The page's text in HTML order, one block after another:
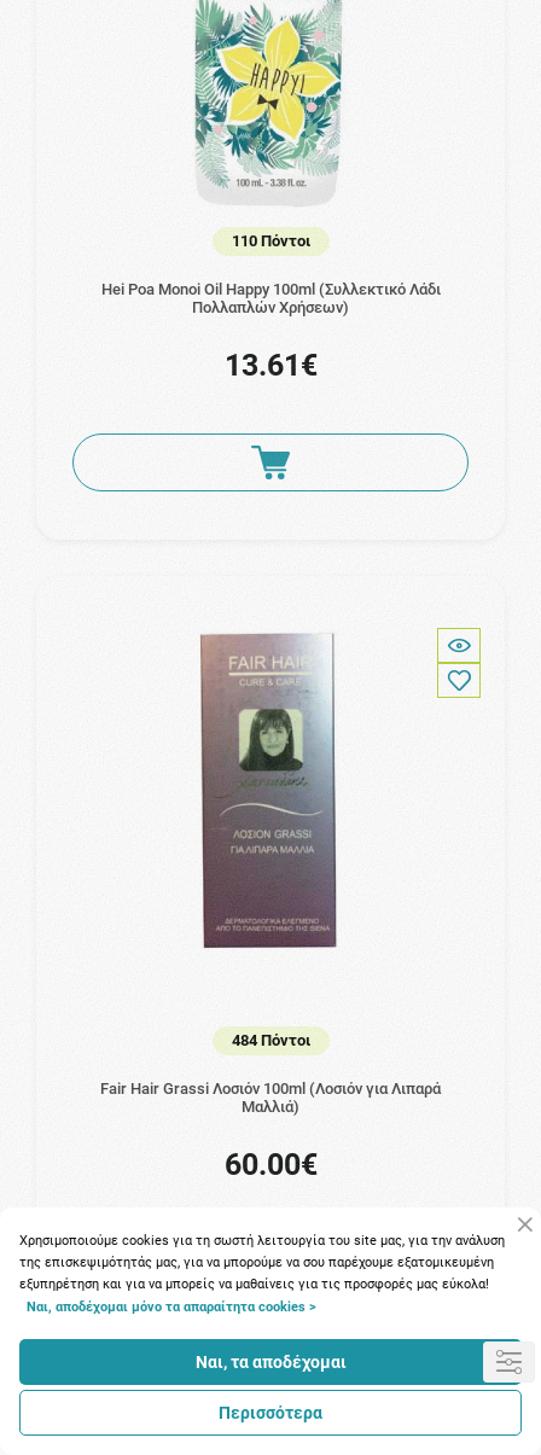
110 Πόντοι
Hei Poa Monoi Oil Happy 100ml (Συλλεκτικό Λάδι
Πολλαπλών Χρήσεων)
13.61€
484 Πόντοι
Fair Hair Grassi Λοσιόν 100ml (Λοσιόν για Λιπαρά
Μαλλιά)
60.00€
Χρησιμοποιούμε cookies για τη σωστή λειτουργία του site μας, για την ανάλυση
της επισκεψιμότητάς μας, για να μπορούμε να σου παρέχουμε εξατομικευμένη
εξυπηρέτηση και για να μπορείς να μαθαίνεις για τις προσφορές μας εύκολα!
Ναι, αποδέχομαι μόνο τα απαραίτητα cookies >
Ναι, τα αποδέχομαι
Περισσότερα